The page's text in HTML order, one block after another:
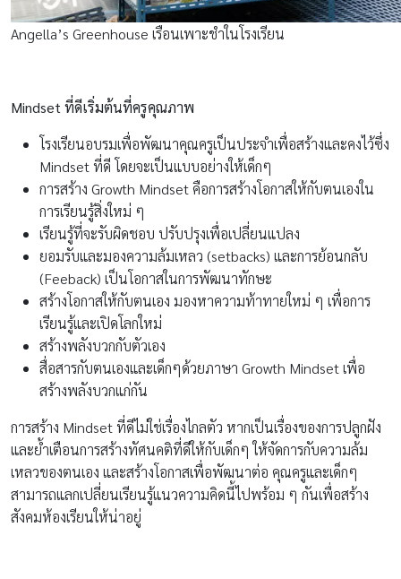
Angella’s Greenhouse เรือนเพาะชำในโรงเรียน
Mindset ที่ดีเริ่มต้นที่ครูคุณภาพ
โรงเรียนอบรมเพื่อพัฒนาคุณครูเป็นประจำเพื่อสร้างและคงไว้ซึ่ง
Mindset ที่ดี โดยจะเป็นแบบอย่างให้เด็กๆ
การสร้าง Growth Mindset คือการสร้างโอกาสให้กับตนเองใน
การเรียนรู้สิ่งใหม่ ๆ
เรียนรู้ที่จะรับผิดชอบ ปรับปรุงเพื่อเปลี่ยนแปลง
ยอมรับและมองความล้มเหลว (setbacks) และการย้อนกลับ
(Feeback) เป็นโอกาสในการพัฒนาทักษะ
สร้างโอกาสให้กับตนเอง มองหาความท้าทายใหม่ ๆ เพื่อการ
เรียนรู้และเปิดโลกใหม่
สร้างพลังบวกกับตัวเอง
สื่อสารกับตนเองและเด็กๆด้วยภาษา Growth Mindset เพื่อ
สร้างพลังบวกแก่กัน
การสร้าง Mindset ที่ดีไม่ใช่เรื่องไกลตัว หากเป็นเรื่องของการปลูกฝัง
และย้ำเตือนการสร้างทัศนคติที่ดีให้กับเด็กๆ ให้จัดการกับความล้ม
เหลวของตนเอง และสร้างโอกาสเพื่อพัฒนาต่อ คุณครูและเด็กๆ
สามารถแลกเปลี่ยนเรียนรู้แนวความคิดนี้ไปพร้อม ๆ กันเพื่อสร้าง
สังคมห้องเรียนให้น่าอยู่